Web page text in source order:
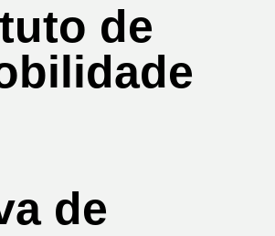
de
de